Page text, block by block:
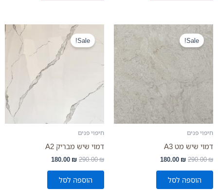
Sale!
חיפוי פנים
דמוי שיש מט A3
290.00₪
המחיר
המקורי
היה:
290.00 ₪.
180.00 ₪
המחיר
הנוכחי
הוא:
180.00 ₪.
הוספה לסל
Sale!
חיפוי פנים
דמוי שיש מבריק A2
290.00₪
המחיר
המקורי
היה:
290.00 ₪.
180.00 ₪
הוא:
180.00 ₪.
הוספה לסל